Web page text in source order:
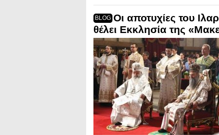
BLOG Οι αποτυχίες του
θέλει Εκκλησία της